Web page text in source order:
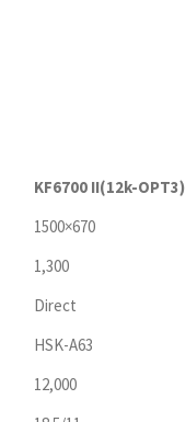
KF6700 II(12k-OPT3)
1500×670
1,300
Direct
HSK-A63
12,000